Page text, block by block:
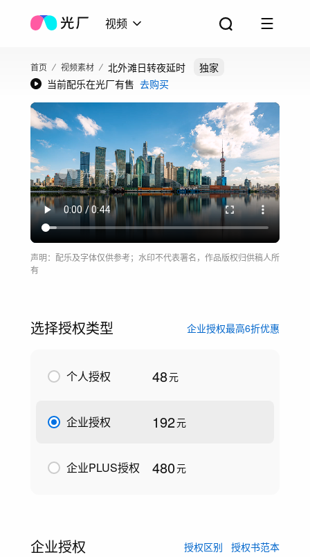
视频
首页 视频素材 北外滩日转夜延时
独家
当前配乐在光厂有售 去购买
声明：配乐及字体仅供参考；水印不代表署名，作品版权归供稿人所
有
选择授权类型 企业授权最高6折优惠
个人授权 48元
企业授权 192元
企业PLUS授权 480元
企业授权 授权区别 授权书范本